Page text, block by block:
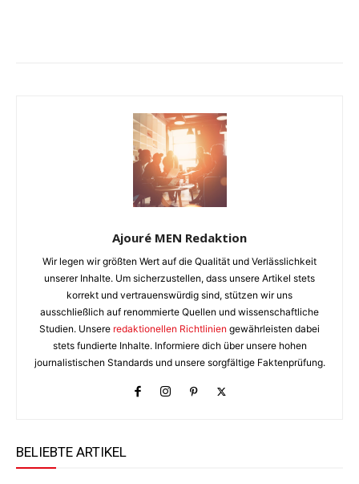
Ajouré MEN Redaktion
Wir legen wir größten Wert auf die Qualität und Verlässlichkeit
unserer Inhalte. Um sicherzustellen, dass unsere Artikel stets
korrekt und vertrauenswürdig sind, stützen wir uns
ausschließlich auf renommierte Quellen und wissenschaftliche
Studien. Unsere redaktionellen Richtlinien gewährleisten dabei
stets fundierte Inhalte. Informiere dich über unsere hohen
journalistischen Standards und unsere sorgfältige Faktenprüfung.
BELIEBTE ARTIKEL